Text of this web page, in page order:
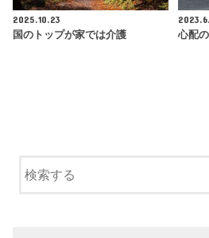
2025.10.23
国のトップが家では介護
心配